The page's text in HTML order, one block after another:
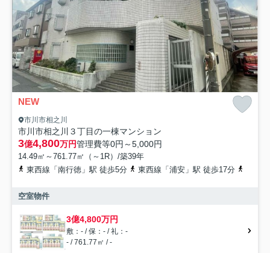
NEW
市川市相之川
市川市相之川３丁目の一棟マンション
3億4,800万円管理費等0円～5,000円
14.49㎡～761.77㎡（～1R）/築39年
東西線「南行徳」駅 徒歩5分
東西線「浦安」駅 徒歩17分
空室物件
3億4,800万円
敷：- / 保：- / 礼：-
- / 761.77㎡ / -